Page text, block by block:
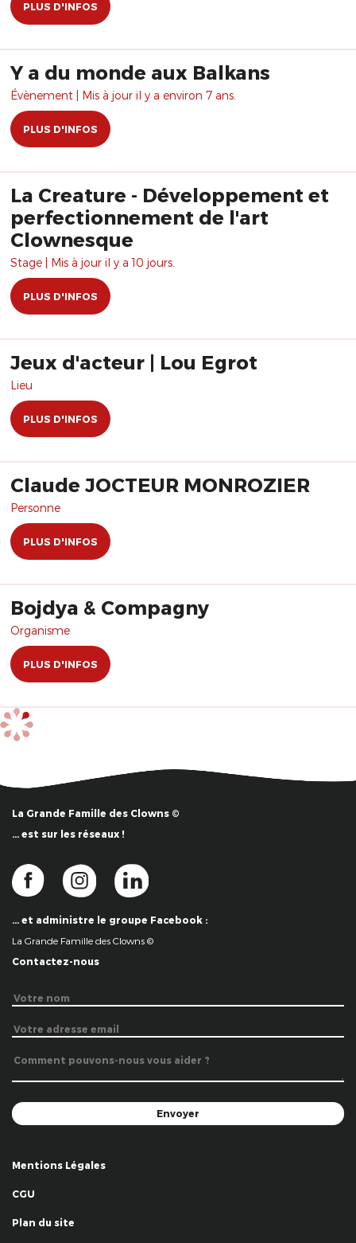
PLUS D'INFOS
Y a du monde aux Balkans
Évènement | Mis à jour il y a environ 7 ans.
PLUS D'INFOS
La Creature - Développement et
perfectionnement de l'art
Clownesque
Stage | Mis à jour il y a 10 jours.
PLUS D'INFOS
Jeux d'acteur | Lou Egrot
Lieu
PLUS D'INFOS
Claude JOCTEUR MONROZIER
Personne
PLUS D'INFOS
Bojdya & Compagny
Organisme
PLUS D'INFOS
La Grande Famille des Clowns ©
… est sur les réseaux !
… et administre le groupe Facebook :
La Grande Famille des Clowns ©
Contactez-nous
Mentions Légales
CGU
Plan du site